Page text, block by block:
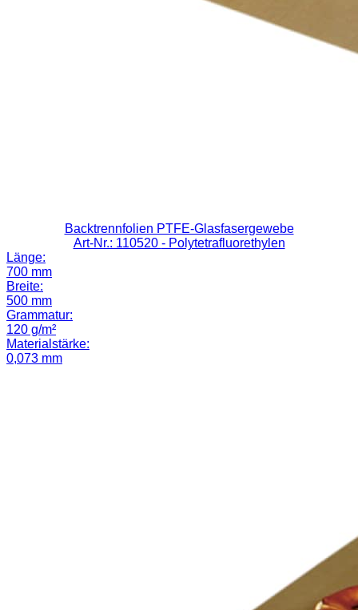
Backtrennfolien PTFE-Glasfasergewebe
Art-Nr.: 110520 - Polytetrafluorethylen
Länge:
700 mm
Breite:
500 mm
Grammatur:
120 g/m²
Materialstärke:
0,073 mm